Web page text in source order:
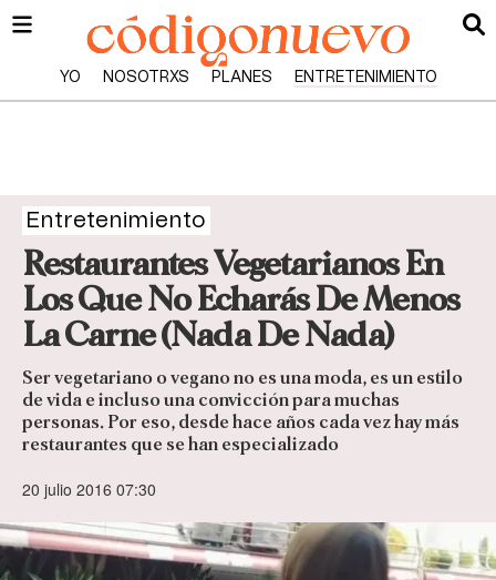
YO NOSOTRXS PLANES ENTRETENIMIENTO
Entretenimiento
Restaurantes Vegetarianos En
Los Que No Echarás De Menos
La Carne (Nada De Nada)
Ser vegetariano o vegano no es una moda, es un estilo
de vida e incluso una convicción para muchas
personas. Por eso, desde hace años cada vez hay más
restaurantes que se han especializado
20 julio 2016 07:30